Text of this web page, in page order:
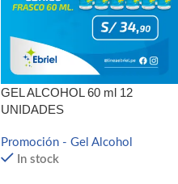
GEL ALCOHOL 60 ml 12
UNIDADES
Promoción - Gel Alcohol
In stock